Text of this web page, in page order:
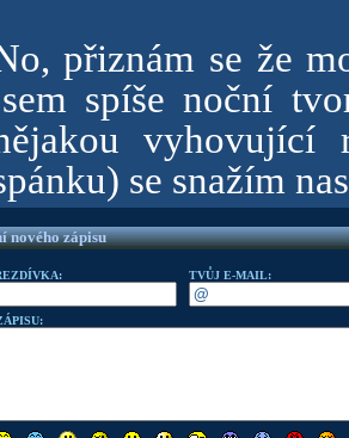
přiznám se že
spíše noční
vyhovující
se snažím
nového zápisu
TVŮJ E-MAIL: